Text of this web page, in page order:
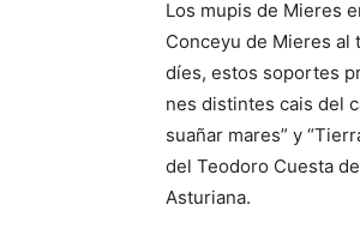
Los mupis de Mieres
Conceyu de Mieres al
díes, estos soportes
nes distintes cais del
suañar mares” y
del Teodoro Cuesta
Asturiana.